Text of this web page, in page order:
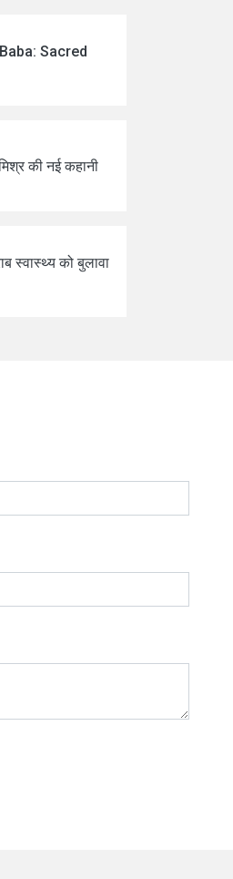
Sacred
की नई कहानी
स्वास्थ्य को बुलावा